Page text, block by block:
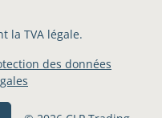
la TVA légale.
des données